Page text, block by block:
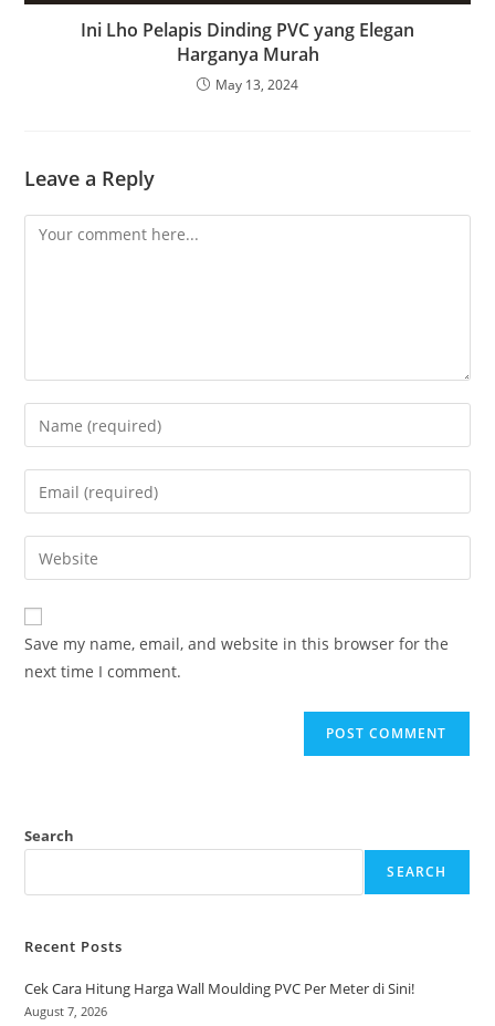
Ini Lho Pelapis Dinding PVC yang Elegan
Harganya Murah
May 13, 2024
Leave a Reply
Comment
Enter
your
name
comment
Enter
your
email
address
comment
Enter
your
website
URL
(optional)
Save my name, email, and website in this browser for the
next time I comment.
Search
SEARCH
Recent Posts
Cek Cara Hitung Harga Wall Moulding PVC Per Meter di Sini!
August 7, 2026